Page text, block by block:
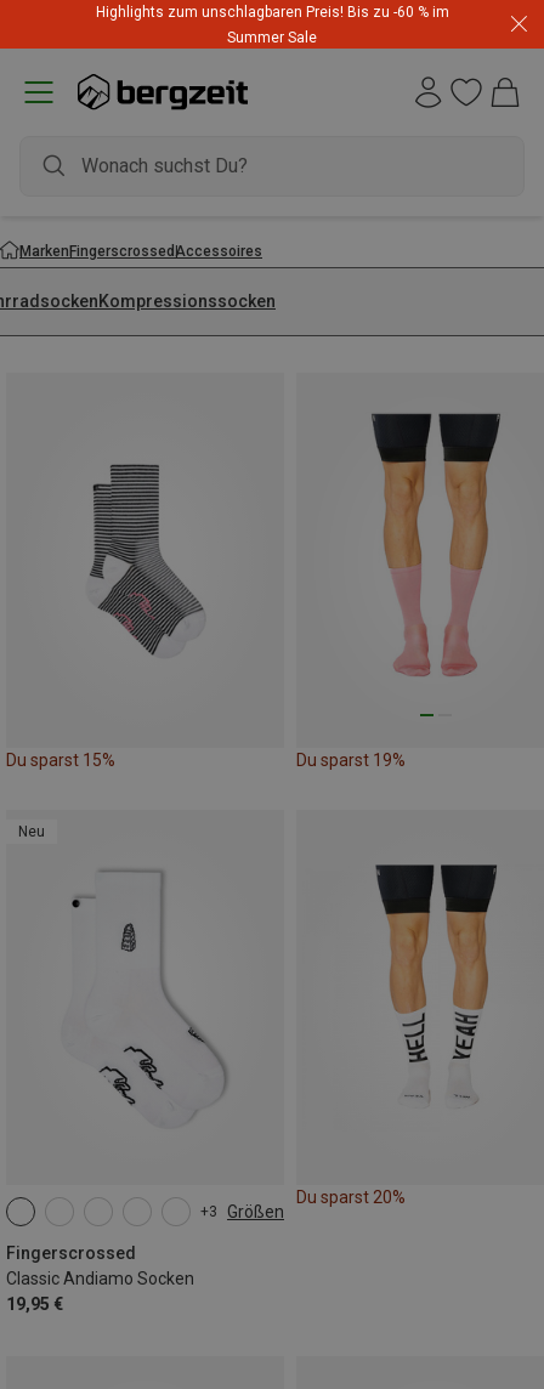
Highlights zum unschlagbaren Preis! Bis zu -60 % im
Summer Sale
MarkenFingerscrossed Accessoires
Kompressionssocken
Du sparst 15% Du sparst 19%
Neu
+3 Größen
Fingerscrossed
Classic Andiamo Socken
19,95 €
35|36|37|38
39|40|41|42
43|44|45|46
Du sparst 20%